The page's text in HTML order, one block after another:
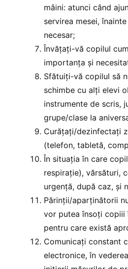
mâini: atunci când
servirea mesei,
necesar;
Învăţaţi-vă copilul
importanţa şi
Sfătuiţi-vă copilul să
schimbe cu alţi elevi
instrumente de scris,
grupe/clase la
Curăţaţi/dezinfectaţi
(telefon, tabletă,
În situaţia în care
respiraţie), vărsături,
urgenţă, după caz, şi
Părinţii/aparţinătorii
vor putea însoţi copiii
pentru care există
Comunicați constant
electronice, în